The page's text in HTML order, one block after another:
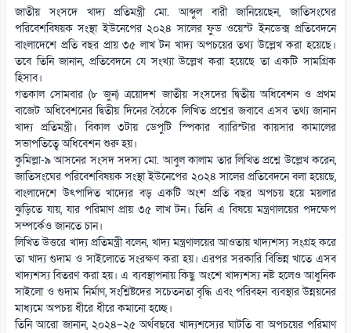
জাতীয় সংসদে খাদ্য প্রতিমন্ত্রী মো. আব্দুল বারী জানিয়েছেন, জাতিসংঘের
পরিবেশবিষয়ক সংস্থা ইউনেপের ২০২৪ সালের ফুড ওয়েস্ট ইনডেক্স প্রতিবেদনে
বাংলাদেশে প্রতি বছর প্রায় ৩৫ লাখ টন খাদ্য অপচয়ের তথ্য উল্লেখ করা হয়েছে।
তবে তিনি জানান, প্রতিবেদনে যে সংখ্যা উল্লেখ করা হয়েছে তা একটি সামগ্রিক
হিসাব।
গতকাল সোমবার (৮ জুন) ত্রয়োদশ জাতীয় সংসদের দ্বিতীয় অধিবেশন ও প্রথম
বাজেট অধিবেশনের দ্বিতীয় দিনের বৈঠকে লিখিত প্রশ্নের জবাবে এসব তথ্য জানান
খাদ্য প্রতিমন্ত্রী। বিকাল ৩টায় ডেপুটি স্পিকার ব্যারিস্টার কায়সার কামালের
সভাপতিত্বে অধিবেশন শুরু হয়।
কুমিল্লা-৯ আসনের সংসদ সদস্য মো. আবুল কালাম তার লিখিত প্রশ্নে উল্লেখ করেন,
জাতিসংঘের পরিবেশবিষয়ক সংস্থা ইউনেপের ২০২৪ সালের প্রতিবেদনে বলা হয়েছে,
বাংলাদেশে উৎপাদিত খাদ্যের বড় একটি অংশ প্রতি বছর অপচয় হয়ে ময়লার
ঝুড়িতে যায়, যার পরিমাণ প্রায় ৩৫ লাখ টন। তিনি এ বিষয়ে মন্ত্রণালয়ের পদক্ষেপ
সম্পর্কেও জানতে চান।
লিখিত উত্তরে খাদ্য প্রতিমন্ত্রী বলেন, খাদ্য মন্ত্রণালয়ের আওতায় খাদ্যশস্য সংগ্রহ করে
তা খাদ্য গুদাম ও সাইলোতে সংরক্ষণ করা হয়। এরপর সরকারি বিভিন্ন খাতে এসব
খাদ্যশস্য বিতরণ করা হয়। এ ব্যবস্থাপনায় কিছু অংশে খাদ্যশস্য নষ্ট হলেও আধুনিক
সাইলো ও গুদাম নির্মাণ, সংশ্লিষ্টদের সচেতনতা বৃদ্ধি এবং পরিবহন ব্যবস্থার উন্নয়নের
মাধ্যমে অপচয় ধীরে ধীরে কমানো হচ্ছে।
তিনি আরো জানান, ২০২৪–২৫ অর্থবছরে খাদ্যশস্যের ঘাটতি বা অপচয়ের পরিমাণ